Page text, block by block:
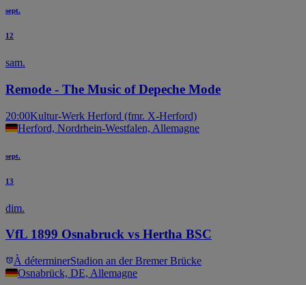
sept.
12
sam.
Remode - The Music of Depeche Mode
20:00Kultur-Werk Herford (fmr. X-Herford)
Herford, Nordrhein-Westfalen, Allemagne
sept.
13
dim.
VfL 1899 Osnabruck vs Hertha BSC
À déterminerStadion an der Bremer Brücke
Osnabrück, DE, Allemagne